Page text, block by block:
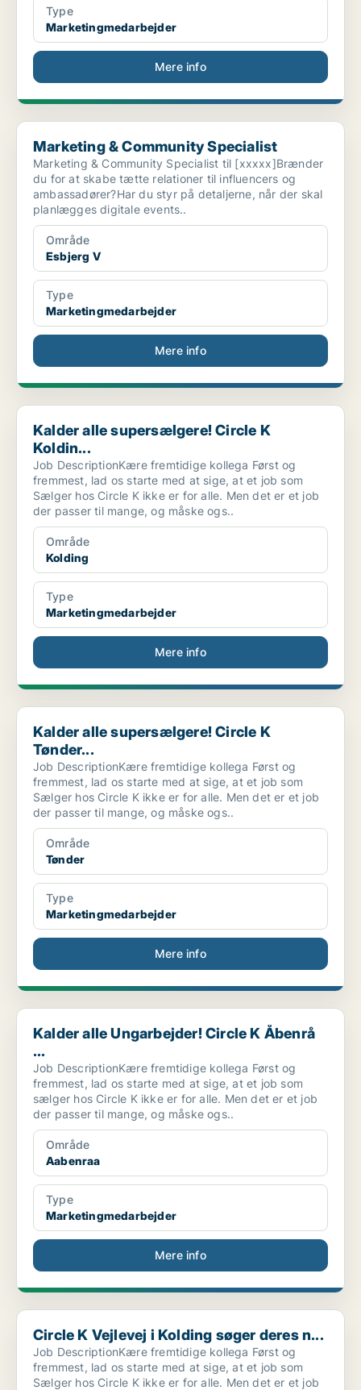
Type
Marketingmedarbejder
Mere info
Marketing & Community Specialist
Marketing & Community Specialist
Marketing & Community Specialist til [xxxxx]Brænder
du for at skabe tætte relationer til influencers og
ambassadører?Har du styr på detaljerne, når der skal
planlægges digitale events..
Område
Esbjerg V
Type
Marketingmedarbejder
Mere info
Kalder alle supersælgere! Circle K Koldin...
Kalder alle supersælgere! Circle K
Koldin...
Job DescriptionKære fremtidige kollega Først og
fremmest, lad os starte med at sige, at et job som
Sælger hos Circle K ikke er for alle. Men det er et job
der passer til mange, og måske ogs..
Område
Kolding
Type
Marketingmedarbejder
Mere info
Kalder alle supersælgere! Circle K Tønder...
Kalder alle supersælgere! Circle K
Tønder...
Job DescriptionKære fremtidige kollega Først og
fremmest, lad os starte med at sige, at et job som
Sælger hos Circle K ikke er for alle. Men det er et job
der passer til mange, og måske ogs..
Område
Tønder
Type
Marketingmedarbejder
Mere info
Kalder alle Ungarbejder! Circle K Åbenrå ...
Kalder alle Ungarbejder! Circle K Åbenrå
...
Job DescriptionKære fremtidige kollega Først og
fremmest, lad os starte med at sige, at et job som
sælger hos Circle K ikke er for alle. Men det er et job
der passer til mange, og måske ogs..
Område
Aabenraa
Type
Marketingmedarbejder
Mere info
Circle K Vejlevej i Kolding søger deres n...
Circle K Vejlevej i Kolding søger deres n...
Job DescriptionKære fremtidige kollega Først og
fremmest, lad os starte med at sige, at et job som
Sælger hos Circle K ikke er for alle. Men det er et job